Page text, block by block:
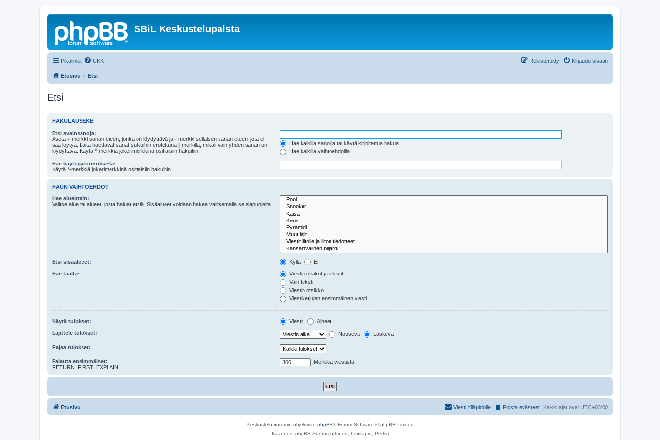
SBiL Keskustelupalsta
Pikalinkit UKK Kirjaudu sisään
Rekisteröidy
Etusivu Etsi
Etsi
HAKULAUSEKE
Etsi avainsanoja:
Aseta + merkki sanan eteen, jonka on löydyttävä ja - merkki sellaisen sanan eteen, jota ei
saa löytyä. Laita haettavat sanat sulkuihin erotettuna |-merkillä, mikäli vain yhden sanan on
löydyttävä. Käytä *-merkkiä jokerimerkkinä osittaisiin hakuihin.
Hae kaikilla sanoilla tai käytä kirjoitettua hakua
Hae kaikilla vaihtoehdoilla
Hae käyttäjätunnuksella:
Käytä *-merkkiä jokerimerkkinä osittaisiin hakuihin.
HAUN VAIHTOEHDOT
Hae alueittain:
Valitse alue tai alueet, josta haluat etsiä. Sisäalueet voidaan hakea valitsemalla se alapuolelta.
Etsi sisäalueet: Kyllä Ei
Hae täältä:
Viestin otsikot ja tekstit
Vain teksti
Viestin otsikko
Viestiketjujen ensimmäinen viesti
Näytä tulokset: Viestit Aiheet
Lajittele tulokset: Nouseva Laskeva
Rajaa tulokset:
Palauta ensimmäiset:
RETURN_FIRST_EXPLAIN
Merkkiä viestistä.
Etusivu Kaikki ajat ovat UTC+03:00
Poista evästeet
Viesti Ylläpidolle
Keskustelufoorumin ohjelmisto phpBB® Forum Software © phpBB Limited
Käännös: phpBB Suomi (lurttinen, harritapio, Pettis)